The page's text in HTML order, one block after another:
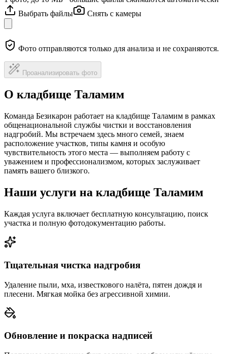
Выбрать файлы
Снять с камеры
Фото отправляются только для анализа и не сохраняются.
Проанализировать фото
О кладбище Таламим
Команда Безикарон работает на кладбище Таламим в рамках
общенациональной службы чистки и восстановления
надгробий. Мы встречаем здесь много семей, знаем
расположение участков, типы камня и особую
чувствительность этого места — выполняем работу с
уважением и профессионализмом, которых заслуживает
память вашего близкого.
Наши услуги на кладбище Таламим
Каждая услуга включает бесплатную консультацию, поиск
участка и полную фотодокументацию работы.
Тщательная чистка надгробия
Удаление пыли, мха, известкового налёта, пятен дождя и
плесени. Мягкая мойка без агрессивной химии.
Обновление и покраска надписей